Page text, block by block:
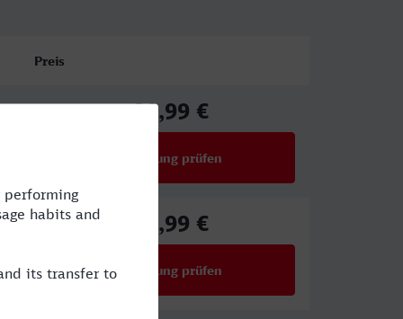
Preis
29,99 €
Verbindung prüfen
27,99 €
Verbindung prüfen